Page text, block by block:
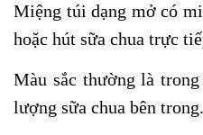
Miệng túi dạng mở có
hoặc hút sữa chua trực
Màu sắc thường là
lượng sữa chua bên trong.